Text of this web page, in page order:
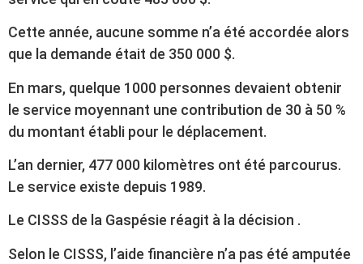
Cette année, aucune somme n’a été accordée alors
que la demande était de 350 000 $.
En mars, quelque 1000 personnes devaient obtenir
le service moyennant une contribution de 30 à 50 %
du montant établi pour le déplacement.
L’an dernier, 477 000 kilomètres ont été parcourus.
Le service existe depuis 1989.
Le CISSS de la Gaspésie réagit à la décision .
Selon le CISSS, l’aide financière n’a pas été amputée